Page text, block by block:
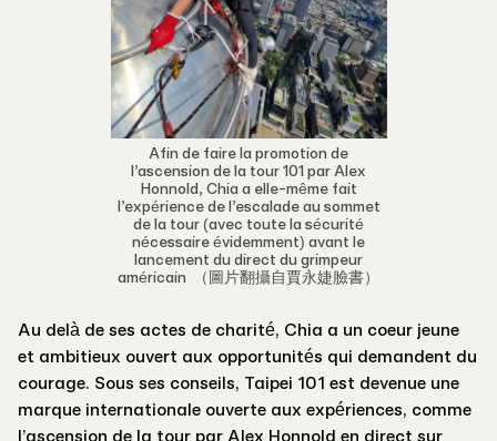
Afin de faire la promotion de
l’ascension de la tour 101 par Alex
Honnold, Chia a elle-même fait
l’expérience de l’escalade au sommet
de la tour (avec toute la sécurité
nécessaire évidemment) avant le
lancement du direct du grimpeur
américain （圖片翻攝自賈永婕臉書）
Au delà de ses actes de charité, Chia a un coeur jeune
et ambitieux ouvert aux opportunités qui demandent du
courage. Sous ses conseils, Taipei 101 est devenue une
marque internationale ouverte aux expériences, comme
l’ascension de la tour par Alex Honnold en direct sur